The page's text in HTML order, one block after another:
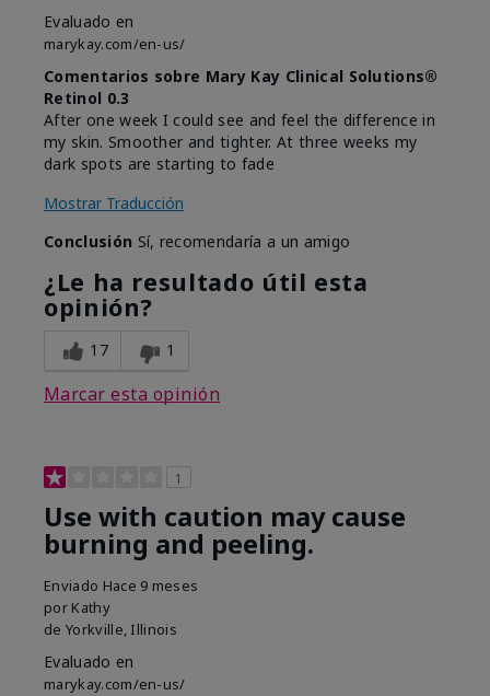
Evaluado en
marykay.com/en-us/
Comentarios sobre Mary Kay Clinical Solutions®
Retinol 0.3
After one week I could see and feel the difference in
my skin. Smoother and tighter. At three weeks my
dark spots are starting to fade
Mostrar Traducción
Conclusión Sí, recomendaría a un amigo
¿Le ha resultado útil esta
opinión?
17 1
Marcar esta opinión
1
Use with caution may cause
burning and peeling.
Enviado Hace 9 meses
por Kathy
de Yorkville, Illinois
Evaluado en
marykay.com/en-us/